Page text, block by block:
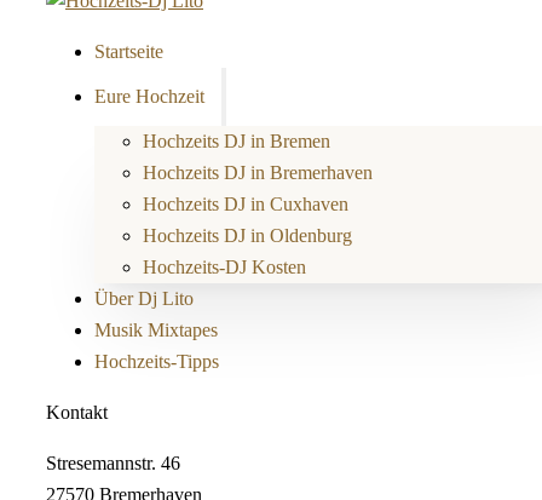
Startseite
Eure Hochzeit
Hochzeits DJ in Bremen
Hochzeits DJ in Bremerhaven
Hochzeits DJ in Cuxhaven
Hochzeits DJ in Oldenburg
Hochzeits-DJ Kosten
Über Dj Lito
Musik Mixtapes
Hochzeits-Tipps
Kontakt
Stresemannstr. 46
27570 Bremerhaven